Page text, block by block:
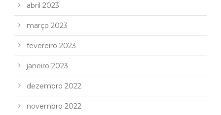
abril 2023
março 2023
fevereiro 2023
janeiro 2023
dezembro 2022
novembro 2022